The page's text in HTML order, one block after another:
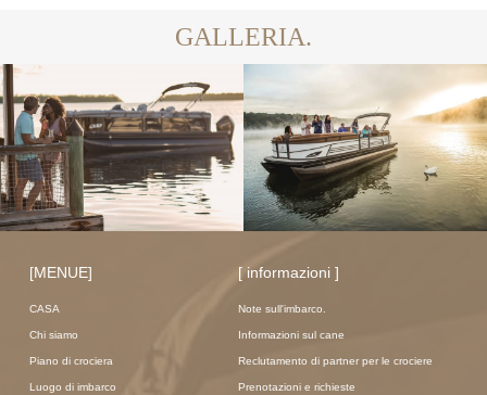
GALLERIA.
[MENUE]
CASA
Chi siamo
Piano di crociera
Luogo di imbarco
[ informazioni ]
Note sull'imbarco.
Informazioni sul cane
Reclutamento di partner per le crociere
Prenotazioni e richieste